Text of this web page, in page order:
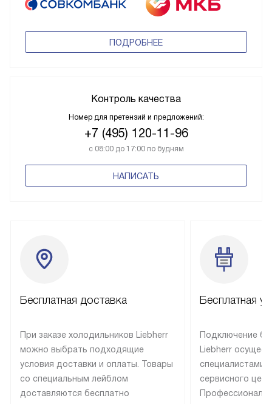
ПОДРОБНЕЕ
Контроль качества
Номер для претензий и предложений:
+7 (495) 120-11-96
с 08:00 до 17:00 по будням
НАПИСАТЬ
Бесплатная доставка
При заказе холодильников Liebherr
можно выбрать подходящие
условия доставки и оплаты. Товары
со специальным лейблом
доставляются бесплатно
Бесплатная
Подключение
Liebherr
специалистами
сервисного